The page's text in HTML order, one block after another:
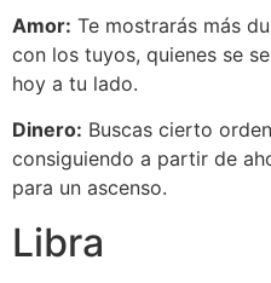
Amor: Te mostrarás más
con los tuyos, quienes se
hoy a tu lado.
Dinero: Buscas cierto
consiguiendo a partir de
para un ascenso.
Libra